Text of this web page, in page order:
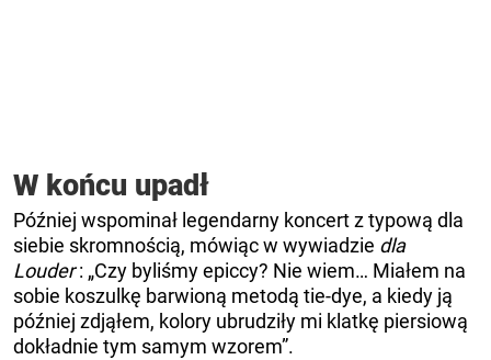
W końcu upadł
Później wspominał legendarny koncert z typową dla
siebie skromnością, mówiąc w wywiadzie dla
Louder: „Czy byliśmy epiccy? Nie wiem… Miałem na
sobie koszulkę barwioną metodą tie-dye, a kiedy ją
później zdjąłem, kolory ubrudziły mi klatkę piersiową
dokładnie tym samym wzorem”.